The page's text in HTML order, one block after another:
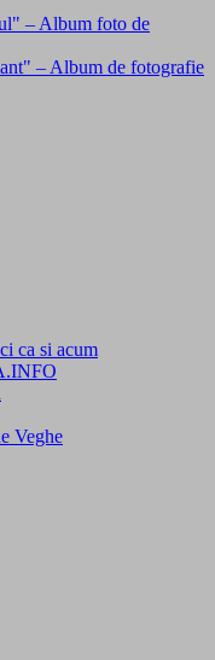
– Album foto de
– Album de fotografie
ca si acum
Veghe